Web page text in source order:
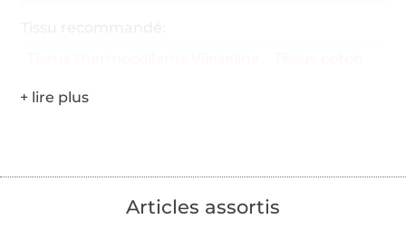
Articles assortis